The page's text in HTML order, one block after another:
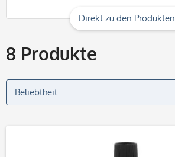
Direkt zu den Produkten
8 Produkte